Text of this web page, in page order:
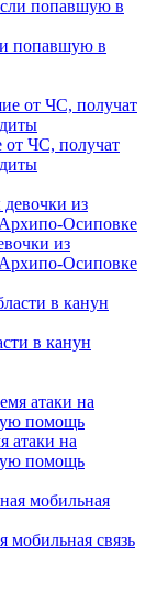
попавшую в
от ЧС, получат
из
Осиповке
в канун
атаки на
помощь
мобильная связь